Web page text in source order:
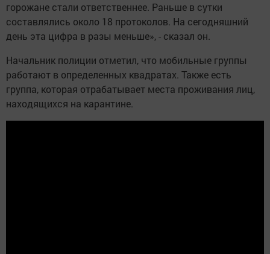
горожане стали ответственнее. Раньше в сутки
составлялись около 18 протоколов. На сегодняшний
день эта цифра в разы меньше», - сказал он.
Начальник полиции отметил, что мобильные группы
работают в определенных квадратах. Также есть
группа, которая отрабатывает места проживания лиц,
находящихся на карантине.